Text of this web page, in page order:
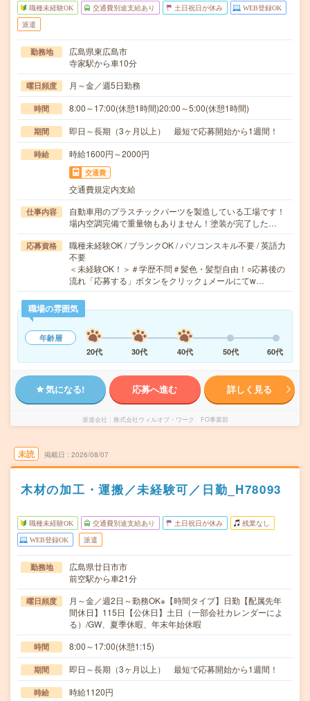
職種未経験OK 交通費別途支給あり 土日祝日が休み WEB登録OK
派遣
勤務地
広島県東広島市
寺家駅から車10分
曜日頻度 月～金／週5日勤務
時間 8:00～17:00(休憩1時間)20:00～5:00(休憩1時間)
期間 即日～長期（3ヶ月以上） 最短で応募開始から1週間！
時給 時給1600円～2000円
交通費
交通費規定内支給
仕事内容
自動車用のプラスチックパーツを製造している工場です！
場内空調完備で重量物もありません！塗装が完了した…
応募資格
職種未経験OK / ブランクOK / パソコンスキル不要 / 英語力
不要
＜未経験OK！＞＃学歴不問＃髪色・髪型自由！○応募後の
流れ「応募する」ボタンをクリック↓メールにてw…
職場の雰囲気
年齢層
20代
30代 40代 50代 60代
気になる! 応募へ進む 詳しく見る
派遣会社 株式会社ウィルオブ・ワーク FO事業部
未読 掲載日 2026/08/07
木材の加工・運搬／未経験可／日勤_H78093
職種未経験OK 交通費別途支給あり 土日祝日が休み 残業なし
WEB登録OK 派遣
勤務地
広島県廿日市市
前空駅から車21分
曜日頻度
月～金／週2日～勤務OK※【時間タイプ】日勤【配属先年
間休日】115日【公休日】土日（一部会社カレンダーによ
る）/GW、夏季休暇、年末年始休暇
時間 8:00～17:00(休憩1:15)
期間 即日～長期（3ヶ月以上） 最短で応募開始から1週間！
時給 時給1120円